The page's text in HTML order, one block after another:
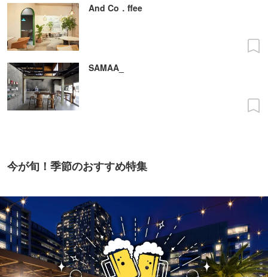
And Co．ffee
SAMAA_
今が旬！季節のおすすめ特集